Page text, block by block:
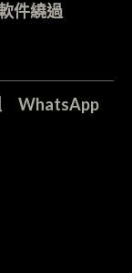
件繞過
WhatsApp